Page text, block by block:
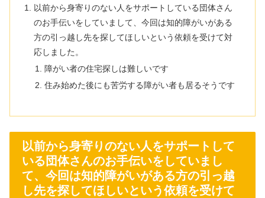
以前から身寄りのない人をサポートしている団体さん
のお手伝いをしていまして、今回は知的障がいがある
方の引っ越し先を探してほしいという依頼を受けて対
応しました。
障がい者の住宅探しは難しいです
住み始めた後にも苦労する障がい者も居るそうです
以前から身寄りのない人をサポートして
いる団体さんのお手伝いをしていまし
て、今回は知的障がいがある方の引っ越
し先を探してほしいという依頼を受けて